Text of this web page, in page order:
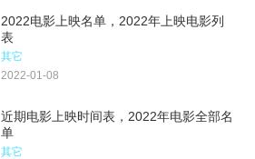
2022电影上映名单，2022年上映电影列
表
其它
2022-01-08
近期电影上映时间表，2022年电影全部名
单
其它